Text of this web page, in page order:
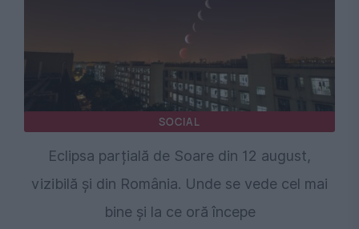
SOCIAL
Eclipsa parțială de Soare din 12 august,
vizibilă și din România. Unde se vede cel mai
bine și la ce oră începe